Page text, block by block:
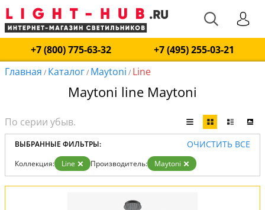
+7 (800) 775-63-32
+7 (495) 255-03-21
Главная / Каталог/ Maytoni / Line
Maytoni line Maytoni
ВЫБРАННЫЕ ФИЛЬТРЫ: ОЧИСТИТЬ ВСЕ
Коллекция: Line Производитель: Maytoni